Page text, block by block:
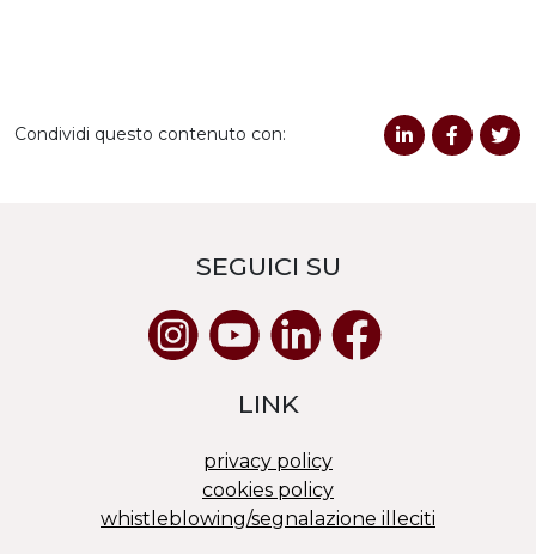
Condividi questo contenuto con:
SEGUICI SU
LINK
privacy policy
cookies policy
whistleblowing/segnalazione illeciti